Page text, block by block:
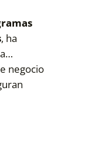
, ha
negocio